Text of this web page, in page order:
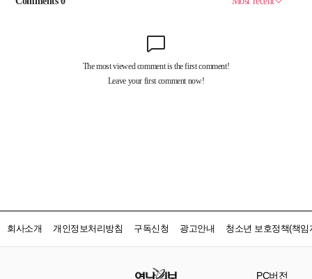
회사소개 개인정보처리방침 구독신청 광고안내 청소년 보호정책(책임
PC버전